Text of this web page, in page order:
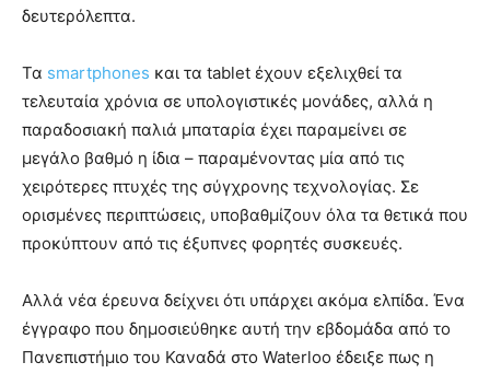
δευτερόλεπτα.
Τα smartphones και τα tablet έχουν εξελιχθεί τα
τελευταία χρόνια σε υπολογιστικές μονάδες, αλλά η
παραδοσιακή παλιά μπαταρία έχει παραμείνει σε
μεγάλο βαθμό η ίδια – παραμένοντας μία από τις
χειρότερες πτυχές της σύγχρονης τεχνολογίας. Σε
ορισμένες περιπτώσεις, υποβαθμίζουν όλα τα θετικά που
προκύπτουν από τις έξυπνες φορητές συσκευές.
Αλλά νέα έρευνα δείχνει ότι υπάρχει ακόμα ελπίδα. Ένα
έγγραφο που δημοσιεύθηκε αυτή την εβδομάδα από το
Πανεπιστήμιο του Καναδά στο Waterloo έδειξε πως η